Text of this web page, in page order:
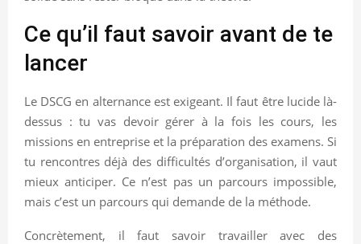
Ce qu’il faut savoir avant de te
lancer
Le DSCG en alternance est exigeant. Il faut être lucide là-
dessus : tu vas devoir gérer à la fois les cours, les
missions en entreprise et la préparation des examens. Si
tu rencontres déjà des difficultés d’organisation, il vaut
mieux anticiper. Ce n’est pas un parcours impossible,
mais c’est un parcours qui demande de la méthode.
Concrètement, il faut savoir travailler avec des